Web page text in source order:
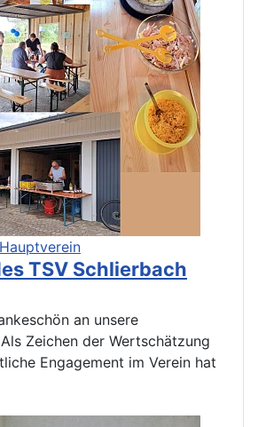
TSV Schlierbach
an unsere
Zeichen der Wertschätzung
Engagement im Verein hat